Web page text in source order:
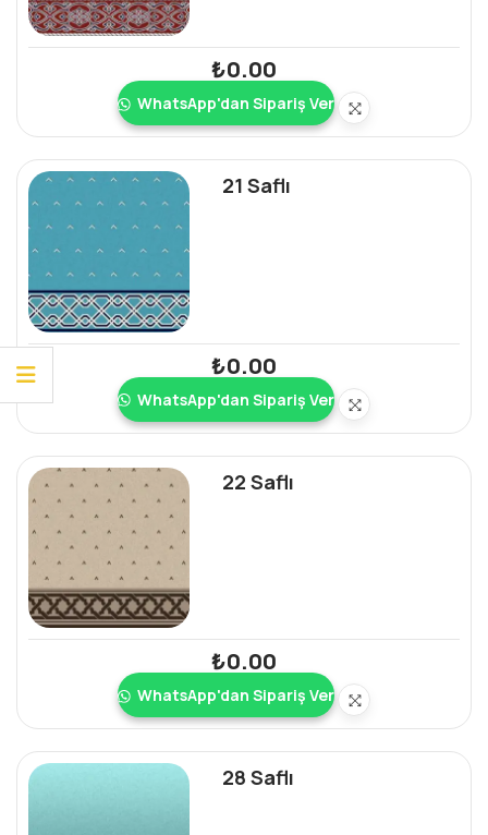
₺0.00
WhatsApp'dan Sipariş Ver
21 Saflı
₺0.00
WhatsApp'dan Sipariş Ver
22 Saflı
₺0.00
WhatsApp'dan Sipariş Ver
28 Saflı